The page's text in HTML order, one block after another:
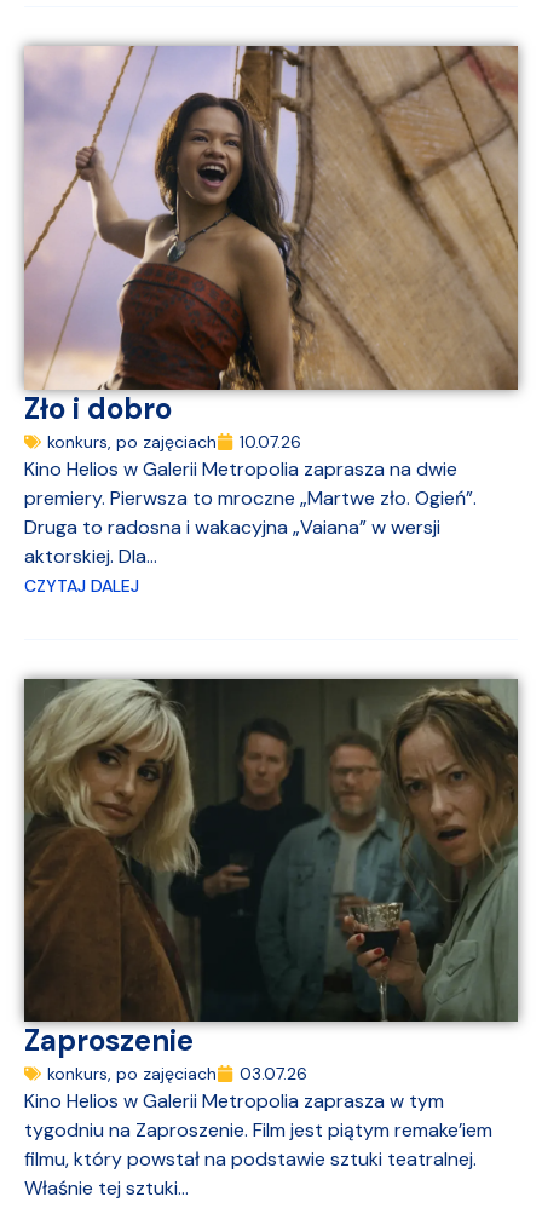
Zło i dobro
konkurs, po zajęciach 10.07.26
Kino Helios w Galerii Metropolia zaprasza na dwie
premiery. Pierwsza to mroczne „Martwe zło. Ogień”.
Druga to radosna i wakacyjna „Vaiana” w wersji
aktorskiej. Dla...
CZYTAJ DALEJ
Zaproszenie
konkurs, po zajęciach 03.07.26
Kino Helios w Galerii Metropolia zaprasza w tym
tygodniu na Zaproszenie. Film jest piątym remake’iem
filmu, który powstał na podstawie sztuki teatralnej.
Właśnie tej sztuki...